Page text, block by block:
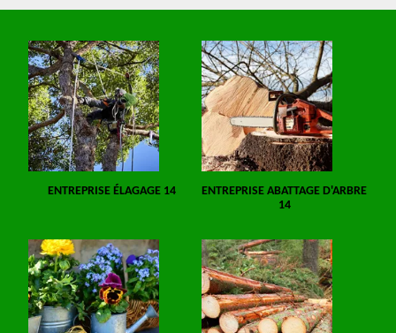
ENTREPRISE ÉLAGAGE 14
ENTREPRISE ABATTAGE D'ARBRE
14